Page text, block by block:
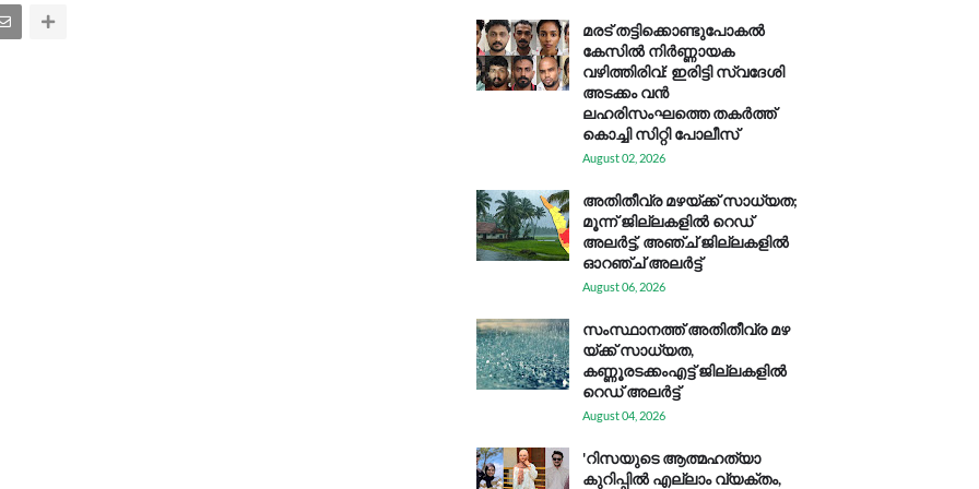
മരട് തട്ടിക്കൊണ്ടുപോകൽ
കേസിൽ നിർണ്ണായക
വഴിത്തിരിവ്: ഇരിട്ടി സ്വദേശി
അടക്കം വൻ
ലഹരിസംഘത്തെ തകർത്ത്
കൊച്ചി സിറ്റി പോലീസ്
August 02, 2026
അതിതീവ്ര മഴയ്ക്ക് സാധ്യത;
മൂന്ന് ജില്ലകളിൽ റെഡ്
അലർട്ട്, അഞ്ച് ജില്ലകളിൽ
ഓറഞ്ച് അലർട്ട്
August 06, 2026
സം​സ്ഥാ​ന​ത്ത് അ​തി​തീ​വ്ര മ​ഴ​
യ്ക്ക് സാ​ധ്യ​ത,
കണ്ണൂരടക്കംഎ​ട്ട് ജി​ല്ല​ക​ളി​ൽ
റെ​ഡ് അ​ലർ​ട്ട്
August 04, 2026
'റിസയുടെ ആത്മഹത്യാ
കുറിപ്പിൽ എല്ലാം വ്യക്തം,